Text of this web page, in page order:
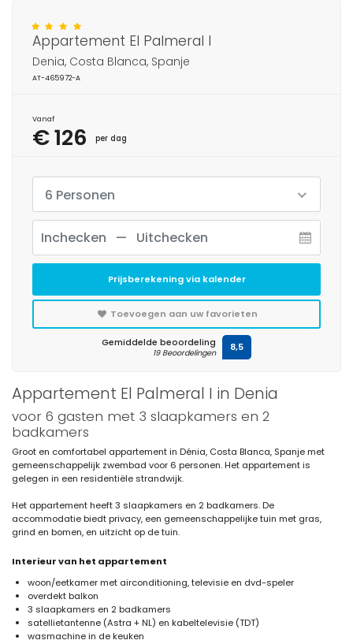
Appartement El Palmeral I in Denia
voor 6 gasten met 3 slaapkamers en 2
badkamers
Groot en comfortabel appartement in Dénia, Costa Blanca, Spanje met
gemeenschappelijk zwembad voor 6 personen. Het appartement is
gelegen in een residentiële strandwijk.
Het appartement heeft 3 slaapkamers en 2 badkamers. De
accommodatie biedt privacy, een gemeenschappelijke tuin met gras,
grind en bomen, en uitzicht op de tuin.
Interieur van het appartement
woon/eetkamer met airconditioning, televisie en dvd-speler
overdekt balkon
3 slaapkamers en 2 badkamers
satellietantenne (Astra + NL) en kabeltelevisie (TDT)
wasmachine in de keuken
Appartement El Palmeral I
Denia, Costa Blanca, Spanje
AT-465972-A
Vanaf
€ 126 per dag
6 Personen
Prijsberekening via kalender
Toevoegen aan uw favorieten
Gemiddelde beoordeling
19 Beoordelingen 8,5